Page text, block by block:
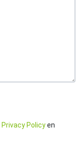
Privacy Policyen